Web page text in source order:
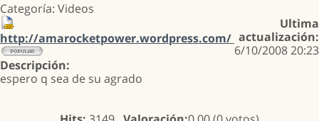
Categoría: Videos
http://amarocketpower.wordpress.com/
Ultima
actualización:
6/10/2008 20:23
Descripción:
espero q sea de su agrado